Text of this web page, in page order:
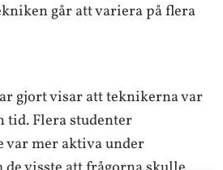
går att variera på flera
gjort visar att teknikerna var
tid. Flera studenter
var mer aktiva under